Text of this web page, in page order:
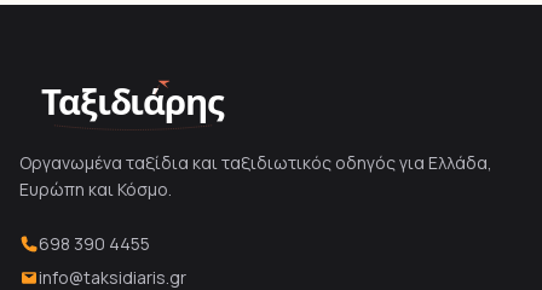
Ταξιδιάρης
Οργανωμένα ταξίδια και ταξιδιωτικός οδηγός για Ελλάδα,
Ευρώπη και Κόσμο.
698 390 4455
info@taksidiaris.gr